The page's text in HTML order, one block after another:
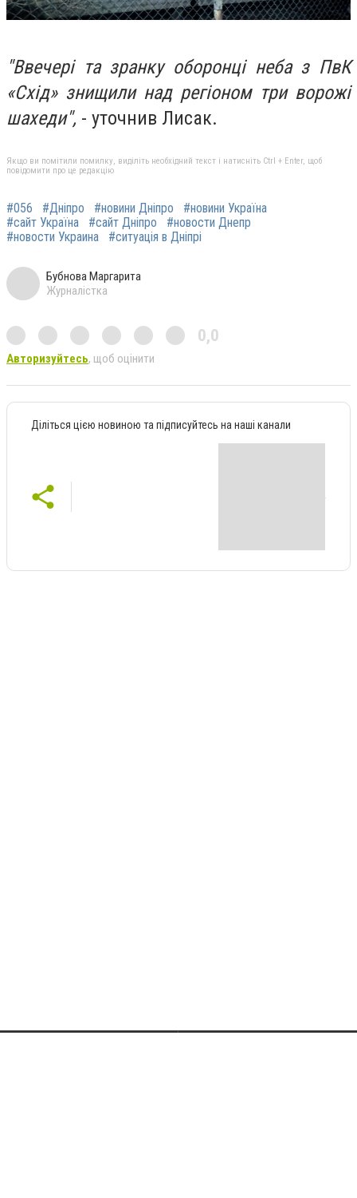
"Ввечері та зранку оборонці неба з ПвК
«Схід» знищили над регіоном три ворожі
шахеди", - уточнив Лисак.
Якщо ви помітили помилку, виділіть необхідний текст і натисніть Ctrl + Enter, щоб
повідомити про це редакцію
#056 #Дніпро #новини Дніпро
#новини Україна
#сайт Україна
#сайт Дніпро
#новости Днепр
#новости Украина
#ситуація в Дніпрі
Бубнова Маргарита
Журналістка
0,0
Авторизуйтесь, щоб оцінити
Діліться цією новиною та підписуйтесь на наші канали